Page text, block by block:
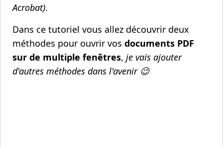
Acrobat).
Dans ce tutoriel vous allez découvrir deux
méthodes pour ouvrir vos documents PDF
sur de multiple fenêtres, je vais ajouter
d'autres méthodes dans l'avenir 😉